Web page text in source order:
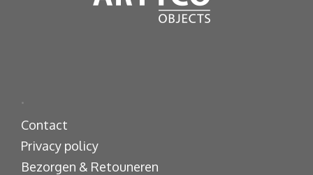
.
Contact
Privacy policy
Bezorgen & Retouneren